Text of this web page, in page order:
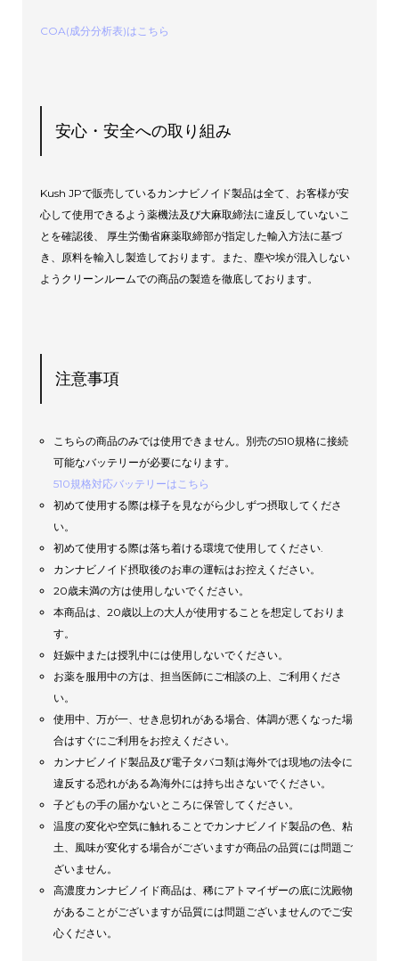
COA(成分分析表)はこちら
安心・安全への取り組み
Kush JPで販売しているカンナビノイド製品は全て、お客様が安
心して使用できるよう薬機法及び大麻取締法に違反していないこ
とを確認後、 厚生労働省麻薬取締部が指定した輸入方法に基づ
き、原料を輸入し製造しております。また、塵や埃が混入しない
ようクリーンルームでの商品の製造を徹底しております。
注意事項
こちらの商品のみでは使用できません。別売の510規格に接続
可能なバッテリーが必要になります。
510規格対応バッテリーはこちら
初めて使用する際は様子を見ながら少しずつ摂取してくださ
い。
初めて使用する際は落ち着ける環境で使用してください.
カンナビノイド摂取後のお車の運転はお控えください。
20歳未満の方は使用しないでください。
本商品は、20歳以上の大人が使用することを想定しておりま
す。
妊娠中または授乳中には使用しないでください。
お薬を服用中の方は、担当医師にご相談の上、ご利用くださ
い。
使用中、万が一、せき息切れがある場合、体調が悪くなった場
合はすぐにご利用をお控えください。
カンナビノイド製品及び電子タバコ類は海外では現地の法令に
違反する恐れがある為海外には持ち出さないでください。
子どもの手の届かないところに保管してください。
温度の変化や空気に触れることでカンナビノイド製品の色、粘
土、風味が変化する場合がございますが商品の品質には問題ご
ざいません。
高濃度カンナビノイド商品は、稀にアトマイザーの底に沈殿物
があることがございますが品質には問題ございませんのでご安
心ください。